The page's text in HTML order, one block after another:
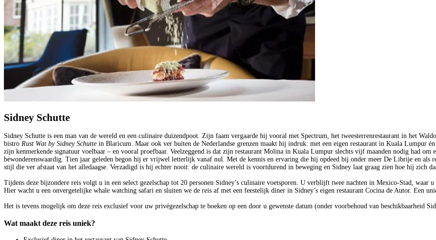
Sidney Schutte
Sidney Schutte is een man van de wereld en een culinaire duizendpoot. Zijn faam vergaarde hij vooral met Spectrum, het tweesterrenrestaurant in het
bistro Rust Wat by Sidney Schutte in Blaricum. Maar ook ver buiten de Nederlandse grenzen maakt hij indruk: met een eigen restaurant in Kuala Lumpur
zijn kenmerkende signatuur voelbaar – en vooral proefbaar. Veelzeggend is dat zijn restaurant Molina in Kuala Lumpur slechts vijf maanden nodig had
bewonderenswaardig. Tien jaar geleden begon hij er vrijwel letterlijk vanaf nul. Met de kennis en ervaring die hij opdeed bij onder meer De Librije en als
stijl die ver afstaat van het alledaagse. Verzadigd is hij echter nooit: de culinaire wereld is voortdurend in beweging en Sidney laat graag zien hoe hij zich
Tijdens deze bijzondere reis volgt u in een select gezelschap tot 20 personen Sidney’s culinaire voetsporen. U verblijft twee nachten in Mexico-Stad, waar
Hier wacht u een onvergetelijke whale watching safari en sluiten we de reis af met een feestelijk diner in Sidney’s eigen restaurant Cocina de Autor. Een
Het is tevens mogelijk om deze reis exclusief voor uw privégezelschap te boeken op een door u gewenste datum (onder voorbehoud van beschikbaarheid
Wat maakt deze reis uniek?